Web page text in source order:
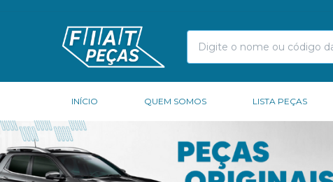
INÍCIO QUEM SOMOS LISTA PEÇAS